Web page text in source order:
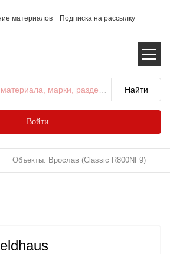
материалов
Подписка на рассылку
марки, раздела...
Войти
Объекты: Врослав (Classic R800NF9)